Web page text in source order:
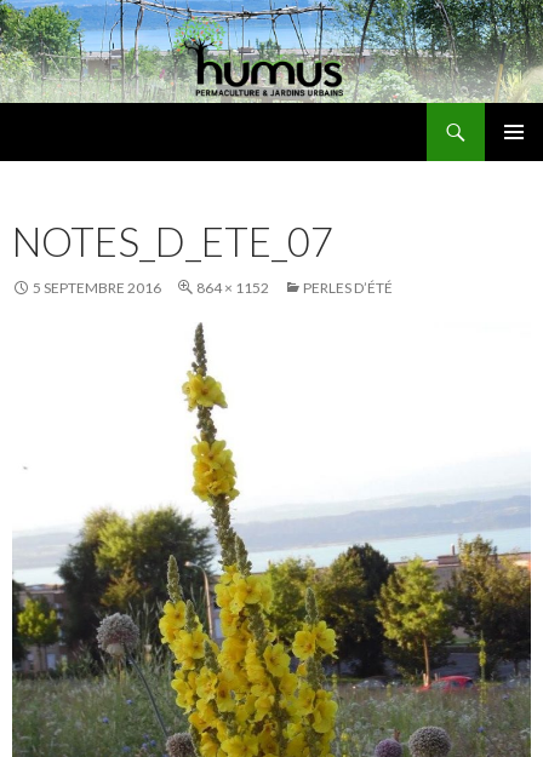
NOTES_D_ETE_07
5 SEPTEMBRE 2016 864 × 1152 PERLES D’ÉTÉ